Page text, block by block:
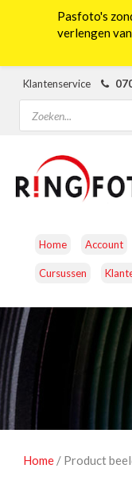
Klantenservice
Producten
zoeken
Home Account
Cursussen
CAMERA’S
NATUUROBSERVATIE
STUDIOFOTOGRAFIE
Home / Product
Pasfoto's
verlengen